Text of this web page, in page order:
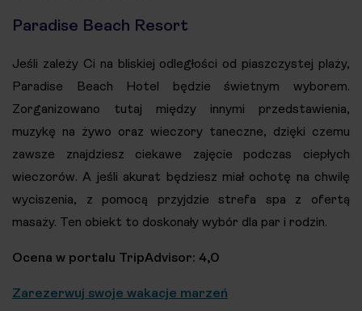
Paradise Beach Resort
Jeśli zależy Ci na bliskiej odległości od piaszczystej plaży,
Paradise Beach Hotel będzie świetnym wyborem.
Zorganizowano tutaj między innymi przedstawienia,
muzykę na żywo oraz wieczory taneczne, dzięki czemu
zawsze znajdziesz ciekawe zajęcie podczas ciepłych
wieczorów. A jeśli akurat będziesz miał ochotę na chwilę
wyciszenia, z pomocą przyjdzie strefa spa z ofertą
masaży. Ten obiekt to doskonały wybór dla par i rodzin.
Ocena w portalu TripAdvisor: 4,0
Zarezerwuj swoje wakacje marzeń